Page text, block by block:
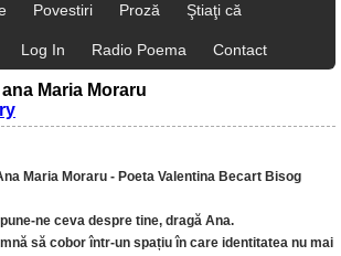
Povestiri Proză Ştiaţi că
Log In Radio Poema Contact
Maria Moraru
Maria Moraru - Poeta Valentina Becart Bisog
ne ceva despre tine, dragă Ana.
să cobor într-un spațiu în care identitatea nu mai